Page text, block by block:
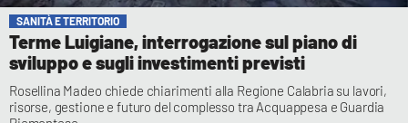
SANITÀ E TERRITORIO
Terme Luigiane, interrogazione sul piano di
sviluppo e sugli investimenti previsti
Rosellina Madeo chiede chiarimenti alla Regione Calabria su lavori,
risorse, gestione e futuro del complesso tra Acquappesa e Guardia